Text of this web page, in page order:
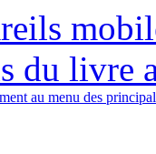
du livre
au menu des